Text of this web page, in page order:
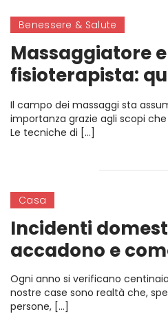
Benessere & Salute
Massaggiatore e
fisioterapista:
fondamentali
Il campo dei massaggi sta
importanza grazie agli scopi
Le tecniche di […]
Casa
Incidenti
accadono e
Ogni anno si verificano
nostre case sono realtà che,
persone, […]